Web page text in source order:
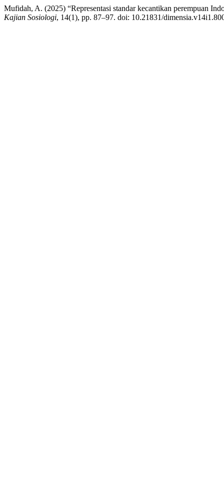
Mufidah, A. (2025) “Representasi standar kecantikan perempuan
Kajian Sosiologi, 14(1), pp. 87–97. doi: 10.21831/